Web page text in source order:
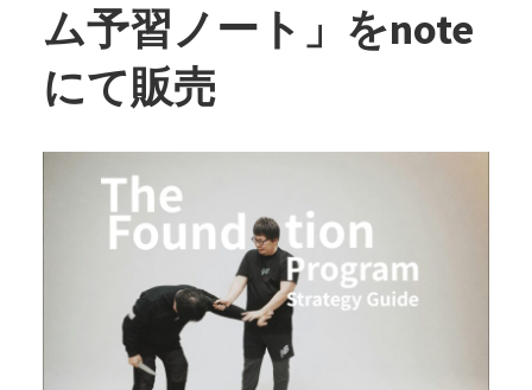
ム予習ノート」をnote
にて販売